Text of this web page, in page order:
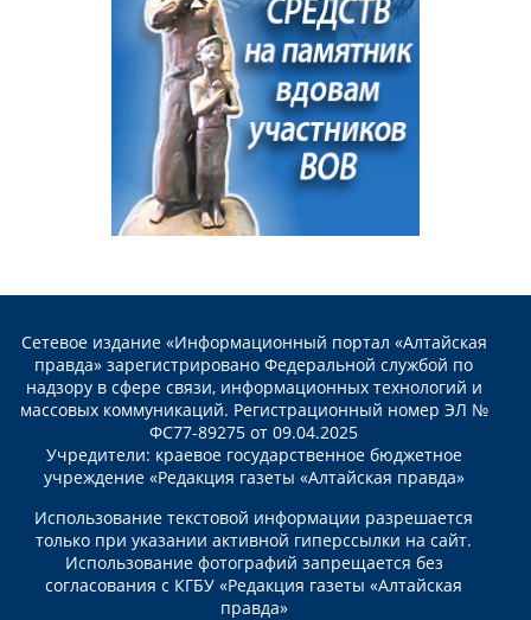
Сетевое издание «Информационный портал «Алтайская
правда» зарегистрировано Федеральной службой по
надзору в сфере связи, информационных технологий и
массовых коммуникаций. Регистрационный номер ЭЛ №
ФС77-89275 от 09.04.2025
Учредители: краевое государственное бюджетное
учреждение «Редакция газеты «Алтайская правда»
Использование текстовой информации разрешается
только при указании активной гиперссылки на сайт.
Использование фотографий запрещается без
согласования с КГБУ «Редакция газеты «Алтайская
правда»